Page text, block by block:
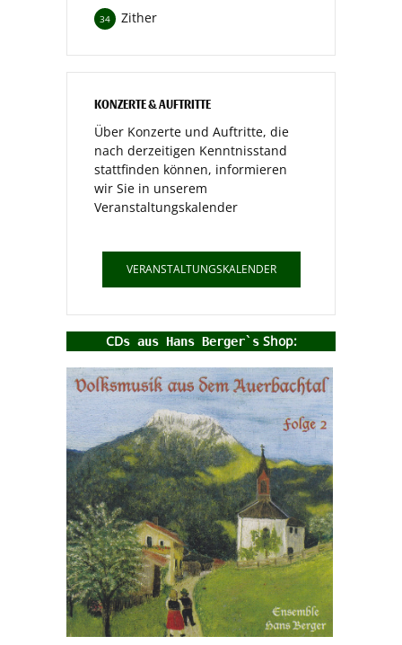
Zither
34
KONZERTE & AUFTRITTE
Über Konzerte und Auftritte, die
nach derzeitigen Kenntnisstand
stattfinden können, informieren
wir Sie in unserem
Veranstaltungskalender
VERANSTALTUNGSKALENDER
CDs aus Hans Berger`sShop: